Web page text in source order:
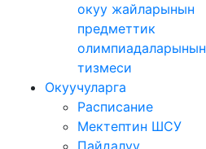
окуу жайларынын
предметтик
олимпиадаларынын
тизмеси
Окуучуларга
Расписание
Мектептин ШСУ
Пайдалуу